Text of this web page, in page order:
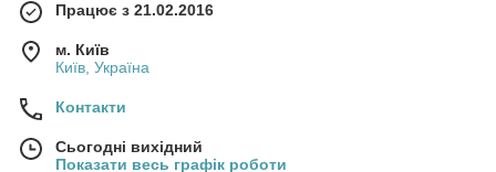
Працює з 21.02.2016
м. Київ
Київ, Україна
Контакти
Сьогодні вихідний
Показати весь графік роботи